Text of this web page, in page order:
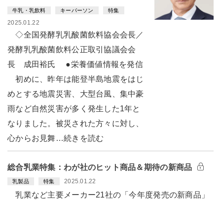
牛乳・乳飲料 キーパーソン 特集
2025.01.22
◇全国発酵乳乳酸菌飲料協会会長／
発酵乳乳酸菌飲料公正取引協議会会
長 成田裕氏 ●栄養価値情報を発信
初めに、昨年は能登半島地震をはじ
めとする地震災害、大型台風、集中豪
雨など自然災害が多く発生した1年と
なりました。被災された方々に対し、
心からお見舞…続きを読む
総合乳業特集：わが社のヒット商品＆期待の新商品
乳製品 特集 2025.01.22
乳業など主要メーカー21社の「今年度発売の新商品」